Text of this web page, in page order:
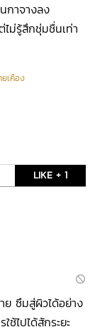
กาจางลง
ม่รู้สึกชุ่มชื่นเท่า
ยเคือง
LIKE + 1
ย ซึมสู่ผิวได้อย่าง
ไปได้สักระยะ